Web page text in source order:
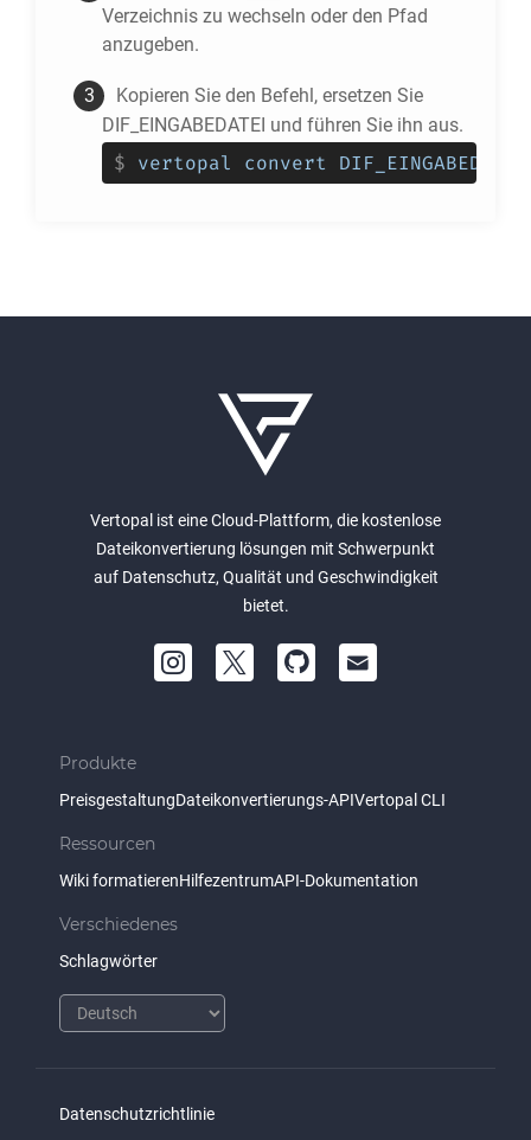
Verzeichnis zu wechseln oder den Pfad
anzugeben.
Kopieren Sie den Befehl, ersetzen Sie
DIF_EINGABEDATEI und führen Sie ihn aus.
$ vertopal convert
Vertopal ist eine Cloud-Plattform, die kostenlose
Dateikonvertierung lösungen mit Schwerpunkt
auf Datenschutz, Qualität und Geschwindigkeit
bietet.
Produkte
PreisgestaltungDateikonvertierungs-APIVertopal CLI
Ressourcen
Wiki formatierenHilfezentrumAPI-Dokumentation
Verschiedenes
Schlagwörter
Datenschutzrichtlinie